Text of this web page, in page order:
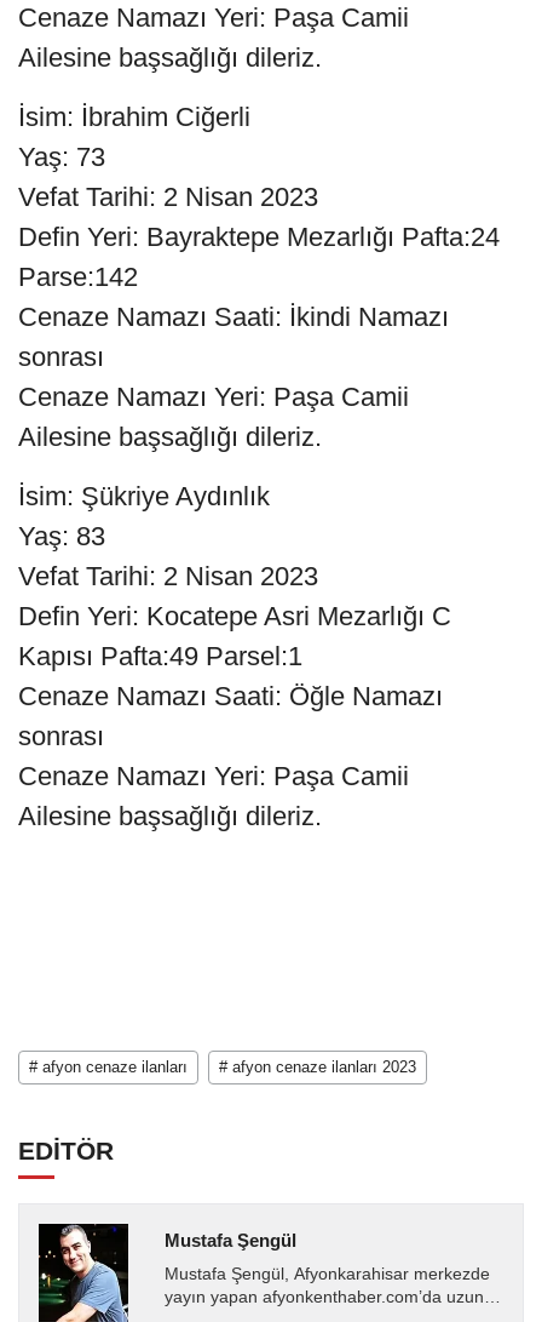
Cenaze Namazı Yeri: Paşa Camii
Ailesine başsağlığı dileriz.
İsim: İbrahim Ciğerli
Yaş: 73
Vefat Tarihi: 2 Nisan 2023
Defin Yeri: Bayraktepe Mezarlığı Pafta:24
Parse:142
Cenaze Namazı Saati: İkindi Namazı
sonrası
Cenaze Namazı Yeri: Paşa Camii
Ailesine başsağlığı dileriz.
İsim: Şükriye Aydınlık
Yaş: 83
Vefat Tarihi: 2 Nisan 2023
Defin Yeri: Kocatepe Asri Mezarlığı C
Kapısı Pafta:49 Parsel:1
Cenaze Namazı Saati: Öğle Namazı
sonrası
Cenaze Namazı Yeri: Paşa Camii
Ailesine başsağlığı dileriz.
# afyon cenaze ilanları # afyon cenaze ilanları 2023
EDİTÖR
Mustafa Şengül
Mustafa Şengül, Afyonkarahisar merkezde
yayın yapan afyonkenthaber.com’da uzun